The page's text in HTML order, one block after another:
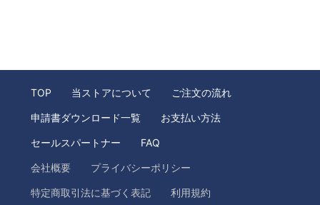
TOP 当ストアについて ご注文の流れ
申請書ダウンロード一覧 お支払い方法
セールスパートナー FAQ
会社概要 プライバシーポリシー
特定商取引法に基づく表記 利用規約